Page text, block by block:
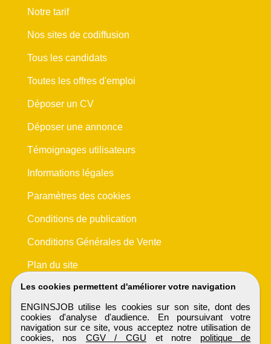
Les cookies permettent d'améliorer votre navigation
ENGINSJOB utilise les cookies sur son site, dont des
cookies d'analyse d'audience. En poursuivant votre
navigation sur ce site, vous acceptez notre utilisation de
cookies, nos CGV / CGU et notre politique de
Notre tarif
Nos sites de codiffusion
Tous les candidats
Toutes les offres d'emploi
Déposer un CV
Déposer une annonce
Témoignages utilisateurs
Informations légales
Paramètres des cookies
Conditions de publication
Conditions Générales de Vente
Plan du site